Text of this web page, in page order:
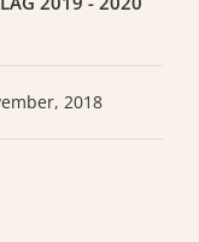
2018